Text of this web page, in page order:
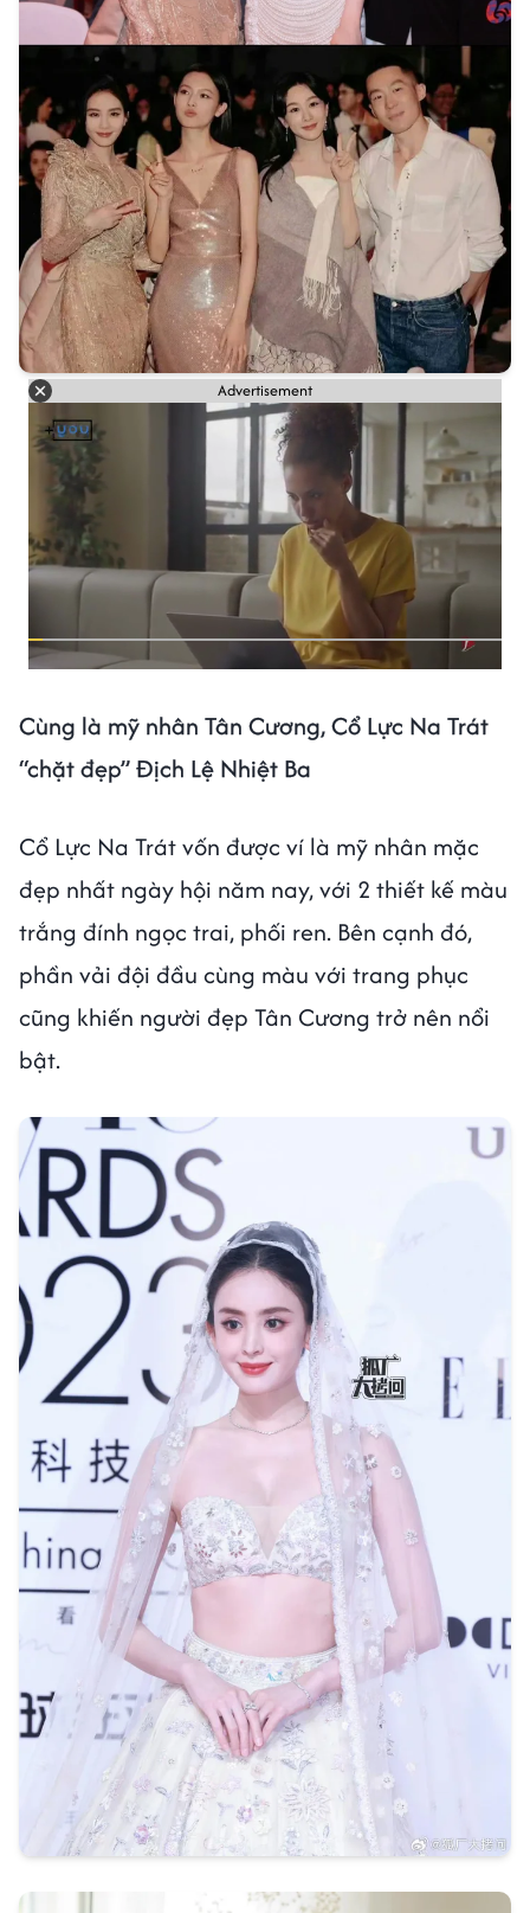
Advertisement
Cùng là mỹ nhân Tân Cương, Cổ Lực Na Trát
“chặt đẹp” Địch Lệ Nhiệt Ba
Cổ Lực Na Trát vốn được ví là mỹ nhân mặc
đẹp nhất ngày hội năm nay, với 2 thiết kế màu
trắng đính ngọc trai, phối ren. Bên cạnh đó,
phần vải đội đầu cùng màu với trang phục
cũng khiến người đẹp Tân Cương trở nên nổi
bật.